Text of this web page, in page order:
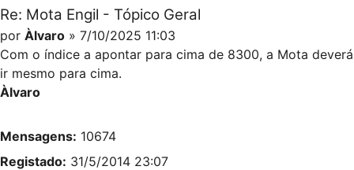
Re: Mota Engil - Tópico Geral
por Àlvaro » 7/10/2025 11:03
Com o índice a apontar para cima de 8300, a Mota deverá
ir mesmo para cima.
Àlvaro
Mensagens: 10674
Registado: 31/5/2014 23:07